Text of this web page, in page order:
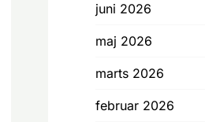
juni 2026
maj 2026
marts 2026
februar 2026